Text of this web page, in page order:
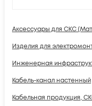
Аксессуары для СКС
Изделия для
Инженерная
Кабель-канал настенный
Кабельная продукция,